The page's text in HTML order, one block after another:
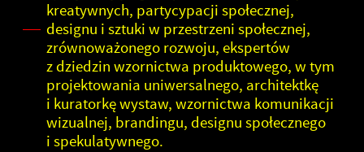
kreatywnych, partycypacji społecznej,
designu i sztuki w przestrzeni społecznej,
zrównoważonego rozwoju, ekspertów
z dziedzin wzornictwa produktowego, w tym
projektowania uniwersalnego, architektkę
i kuratorkę wystaw, wzornictwa komunikacji
wizualnej, brandingu, designu społecznego
i spekulatywnego.